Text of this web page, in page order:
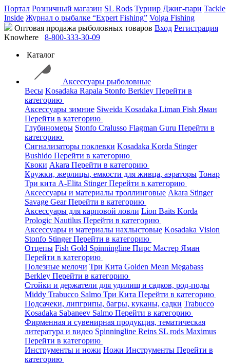
Портал Розничный магазин SL Rods Турнир Джиг-пари Tackle
Inside Журнал о рыбалке “Expert Fishing” Volga Fishing
Оптовая продажа рыболовных товаров Вход Регистрация
Knowhere
8-800-333-30-09
Каталог
Аксессуары рыболовные
Весы Kosadaka Rapala Stonfo Berkley Перейти в
категорию
Аксессуары зимние Siweida Kosadaka Liman Fish Яман
Перейти в категорию
Глубиномеры Stonfo Cralusso Flagman Guru Перейти в
категорию
Сигнализаторы поклевки Kosadaka Korda Stinger
Bushido Перейти в категорию
Квоки Akara Перейти в категорию
Кружки, жерлицы, емкости для живца, аэраторы Тонар
Три кита A-Elita StingerПерейти в категорию
Аксессуары и материалы троллинговые Akara Stinger
Savage GearПерейти в категорию
Аксессуары для карповой ловли Lion Baits Korda
Prologic Nautilus Перейти в категорию
Аксессуары и материалы нахлыстовые Kosadaka Vision
Stonfo StingerПерейти в категорию
Отцепы Fish Gold Spinningline Пирс Мастер Яман
Перейти в категорию
Полезные мелочи Три Кита Golden Mean Megabass
Berkley Перейти в категорию
Стойки и держатели для удилищ и садков, род-поды
Middy Trabucco Salmo Три Кита Перейти в категорию
Подсачеки, липгрипы, багры, куканы, садки Trabucco
Kosadaka Sabaneev Salmo Перейти в категорию
Фирменная и сувенирная продукция, тематическая
литература и видео Spinningline Reins SL rods Maximus
Перейти в категорию
Инструменты и ножи Ножи Инструменты Перейти в
категорию